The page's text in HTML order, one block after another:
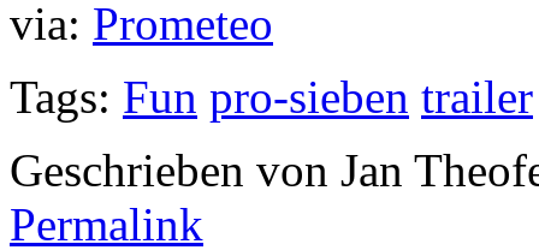
via: Prometeo
Tags: Fun pro-sieben trailer
Geschrieben von Jan
Permalink